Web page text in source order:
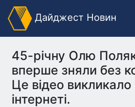
Дайджест Новин
45-річну Олю
вперше зняли без
Це відео
інтернеті.